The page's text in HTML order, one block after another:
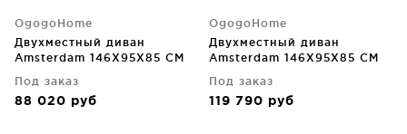
OgogoHome
Двухместный диван
Amsterdam 146X95X85 CM
Под заказ
88 020 руб
OgogoHome
Двухместный диван
Amsterdam 146X95X85 CM
Под заказ
119 790 руб